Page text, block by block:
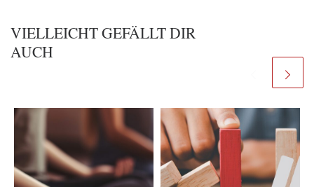
VIELLEICHT GEFÄLLT DIR
AUCH